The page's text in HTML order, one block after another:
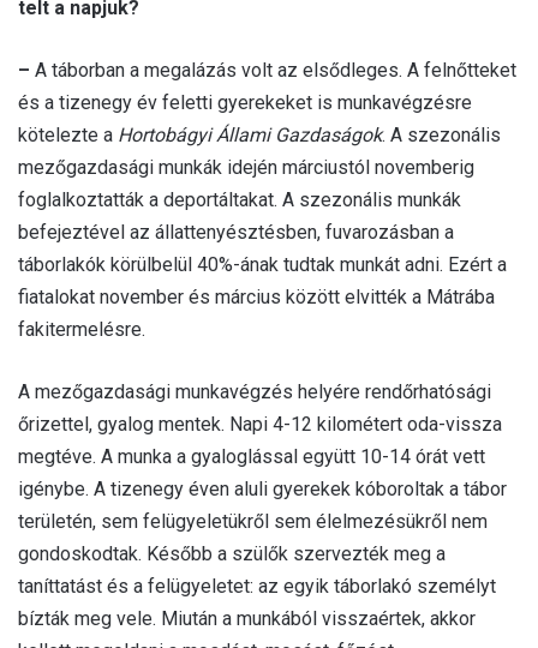
telt a napjuk?
– A táborban a megalázás volt az elsődleges. A felnőtteket
és a tizenegy év feletti gyerekeket is munkavégzésre
kötelezte a Hortobágyi Állami Gazdaságok. A szezonális
mezőgazdasági munkák idején márciustól novemberig
foglalkoztatták a deportáltakat. A szezonális munkák
befejeztével az állattenyésztésben, fuvarozásban a
táborlakók körülbelül 40%-ának tudtak munkát adni. Ezért a
fiatalokat november és március között elvitték a Mátrába
fakitermelésre.
A mezőgazdasági munkavégzés helyére rendőrhatósági
őrizettel, gyalog mentek. Napi 4-12 kilométert oda-vissza
megtéve. A munka a gyaloglással együtt 10-14 órát vett
igénybe. A tizenegy éven aluli gyerekek kóboroltak a tábor
területén, sem felügyeletükről sem élelmezésükről nem
gondoskodtak. Később a szülők szervezték meg a
taníttatást és a felügyeletet: az egyik táborlakó személyt
bízták meg vele. Miután a munkából visszaértek, akkor